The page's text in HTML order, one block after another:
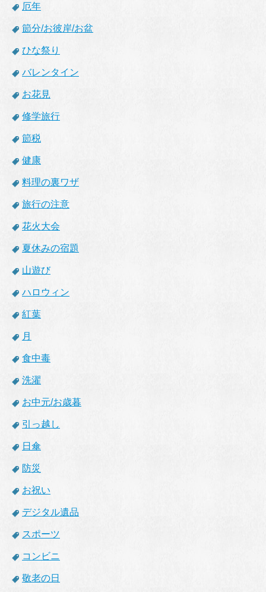
厄年
節分/お彼岸/お盆
ひな祭り
バレンタイン
お花見
修学旅行
節税
健康
料理の裏ワザ
旅行の注意
花火大会
夏休みの宿題
山遊び
ハロウィン
紅葉
月
食中毒
洗濯
お中元/お歳暮
引っ越し
日傘
防災
お祝い
デジタル遺品
スポーツ
コンビニ
敬老の日